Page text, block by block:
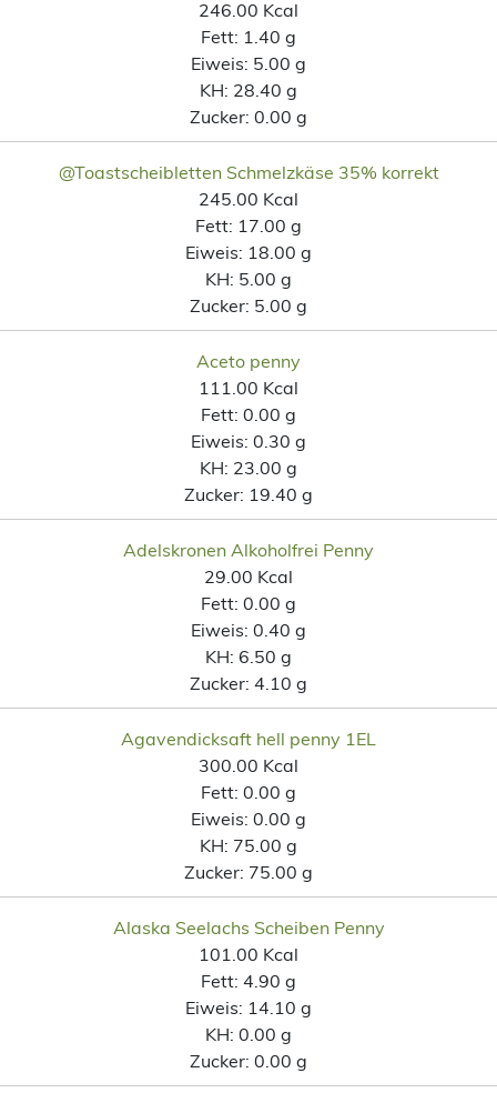
246.00 Kcal
Fett: 1.40 g
Eiweis: 5.00 g
KH: 28.40 g
Zucker: 0.00 g
@Toastscheibletten Schmelzkäse 35% korrekt
245.00 Kcal
Fett: 17.00 g
Eiweis: 18.00 g
KH: 5.00 g
Zucker: 5.00 g
Aceto penny
111.00 Kcal
Fett: 0.00 g
Eiweis: 0.30 g
KH: 23.00 g
Zucker: 19.40 g
Adelskronen Alkoholfrei Penny
29.00 Kcal
Fett: 0.00 g
Eiweis: 0.40 g
KH: 6.50 g
Zucker: 4.10 g
Agavendicksaft hell penny 1EL
300.00 Kcal
Fett: 0.00 g
Eiweis: 0.00 g
KH: 75.00 g
Zucker: 75.00 g
Alaska Seelachs Scheiben Penny
101.00 Kcal
Fett: 4.90 g
Eiweis: 14.10 g
KH: 0.00 g
Zucker: 0.00 g